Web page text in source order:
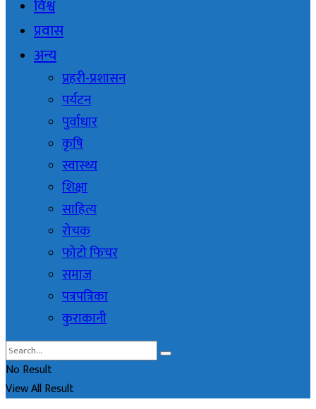
विश्व
प्रवास
अन्य
प्रहरी-प्रशासन
पर्यटन
पुर्वाधार
कृषि
स्वास्थ्य
शिक्षा
साहित्य
रोचक
फोटो फिचर
समाज
पत्रपत्रिका
कुराकानी
No Result
View All Result